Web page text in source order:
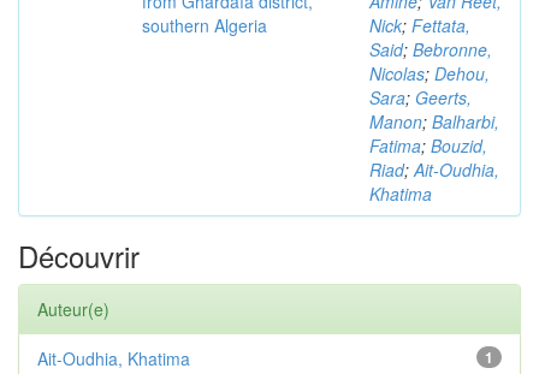
southern Algeria
Nick; Fettata,
Said; Bebronne,
Nicolas; Dehou,
Sara; Geerts,
Manon; Balharbi,
Fatima; Bouzid,
Riad;Ait-Oudhia,
Khatima
Découvrir
Auteur(e)
1
Ait-Oudhia, Khatima